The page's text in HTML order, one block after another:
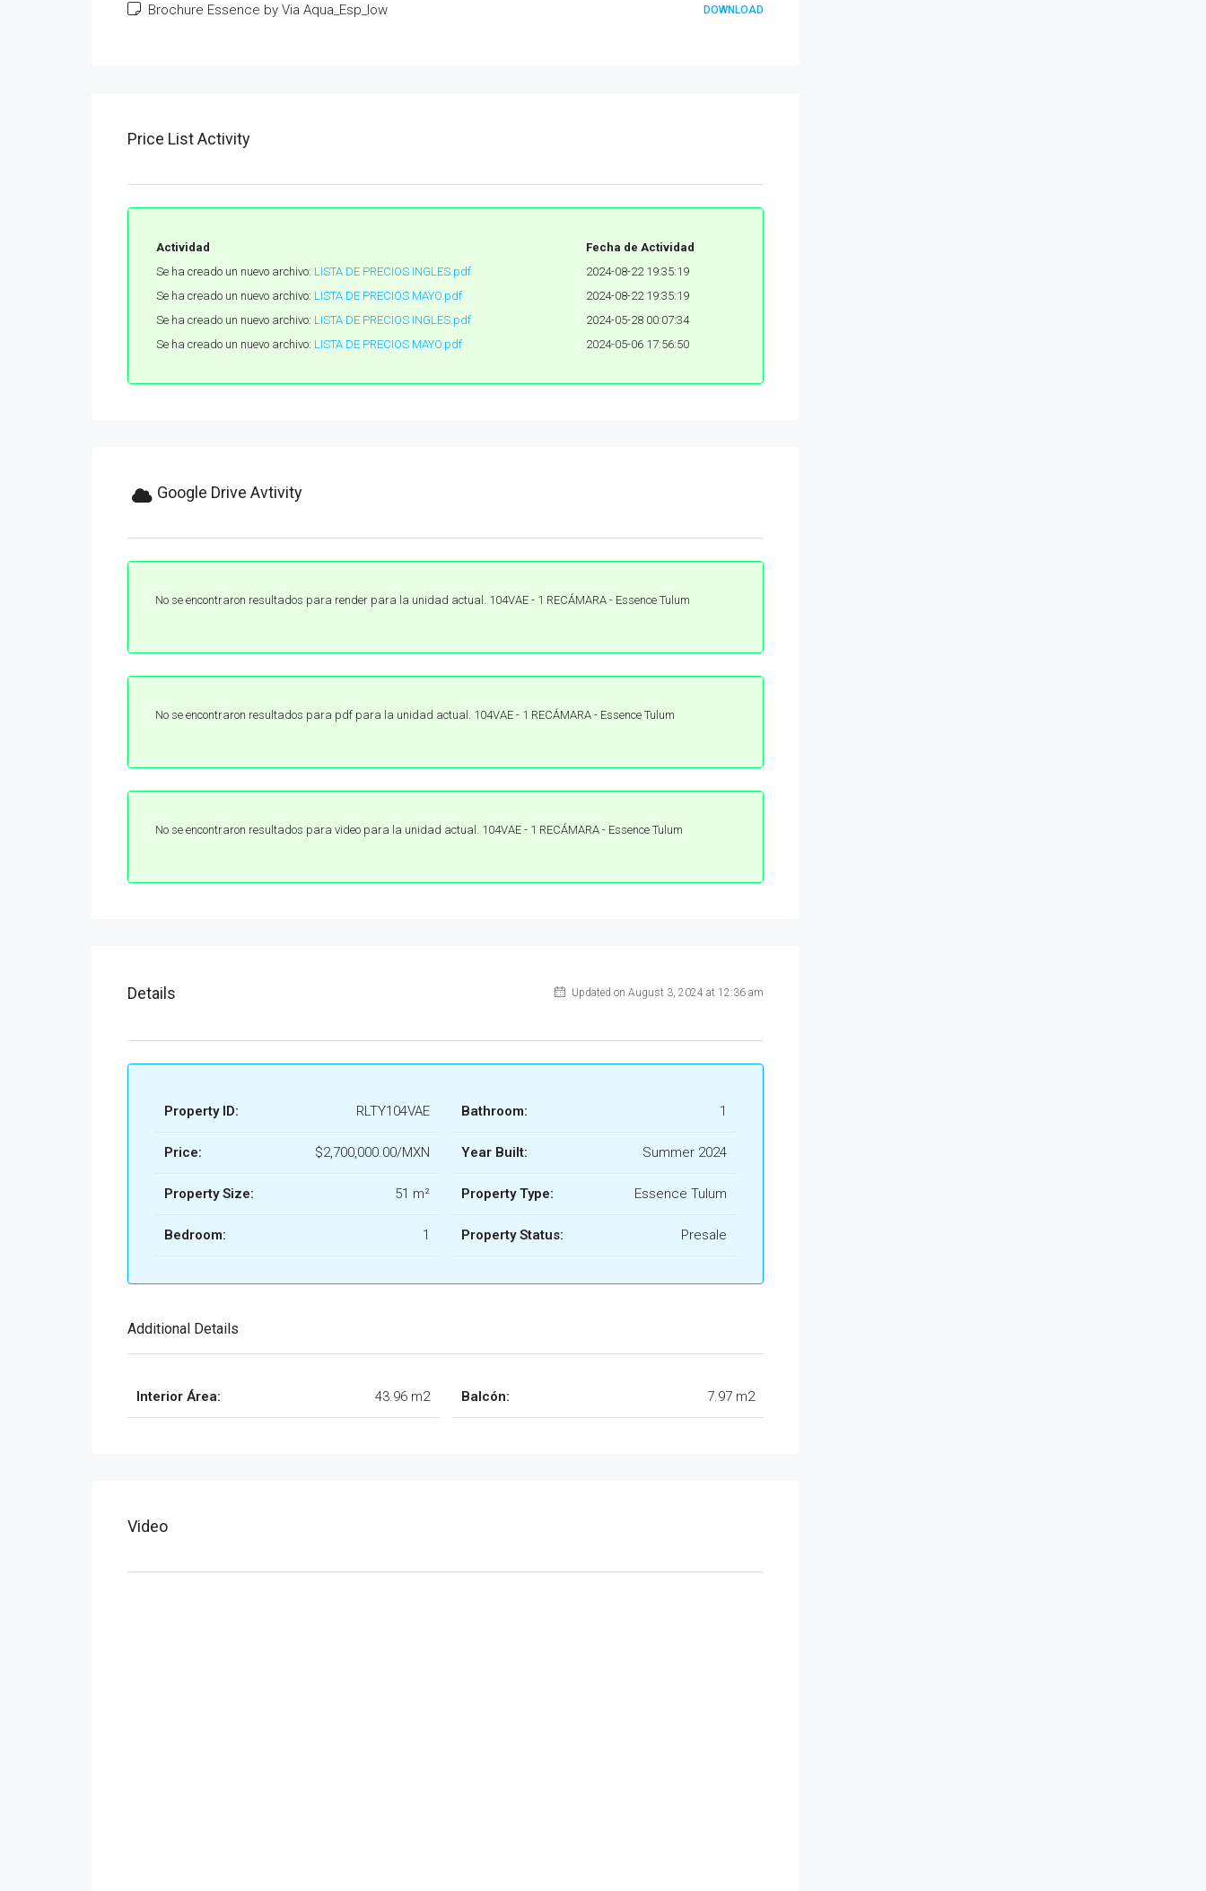
Brochure Essence by Via Aqua_Esp_low DOWNLOAD
Price List Activity
Actividad
Fecha de Actividad
Se ha creado un nuevo archivo: LISTA DE PRECIOS INGLES.pdf
2024-08-22 19:35:19
Se ha creado un nuevo archivo: LISTA DE PRECIOS MAYO.pdf
2024-08-22 19:35:19
Se ha creado un nuevo archivo: LISTA DE PRECIOS INGLES.pdf
2024-05-28 00:07:34
Se ha creado un nuevo archivo: LISTA DE PRECIOS MAYO.pdf 2024-05-06 17:56:50
Google Drive Avtivity
No se encontraron resultados para render para la unidad actual. 104VAE - 1 RECÁMARA - Essence Tulum
No se encontraron resultados para pdf para la unidad actual. 104VAE - 1 RECÁMARA - Essence Tulum
No se encontraron resultados para video para la unidad actual. 104VAE - 1 RECÁMARA - Essence Tulum
Details Updated on August 3, 2024 at 12:36 am
Property ID: RLTY104VAE
Price: $2,700,000.00/MXN
Property Size: 51 m²
Bedroom: 1
Bathroom: 1
Year Built: Summer 2024
Property Type: Essence Tulum
Property Status: Presale
Additional Details
Interior Área: 43.96 m2 Balcón: 7.97 m2
Video